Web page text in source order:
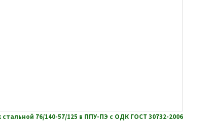
стальной 76/140-57/125 в ППУ-ПЭ с ОДК ГОСТ 30732-2006